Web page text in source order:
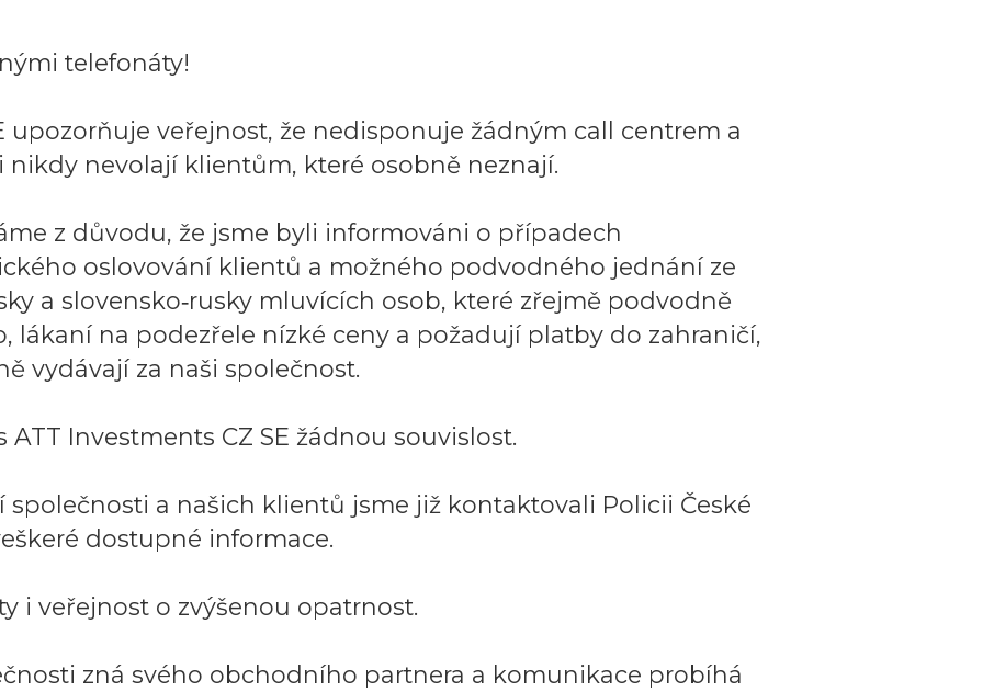
telefonáty!
upozorňuje veřejnost, že nedisponuje žádným call centrem a
nevolají klientům, které osobně neznají.
z důvodu, že jsme byli informováni o případech
oslovování klientů a možného podvodného jednání ze
a slovensko‑rusky mluvících osob, které zřejmě podvodně
lákaní na podezřele nízké ceny a požadují platby do zahraničí,
vydávají za naši společnost.
Investments CZ SE žádnou souvislost.
společnosti a našich klientů jsme již kontaktovali Policii České
dostupné informace.
i veřejnost o zvýšenou opatrnost.
zná svého obchodního partnera a komunikace probíhá